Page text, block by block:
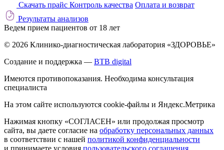
Скачать прайс Контроль качества Оплата и возврат
Результаты анализов
Ведем прием пациентов от 18 лет
© 2026 Клинико-диагностическая лаборатория «ЗДОРОВЬЕ»
Создание и поддержка — BTB digital
Имеются противопоказания. Необходима консультация
специалиста
На этом сайте используются cookie-файлы и Яндекс.Метрика
Нажимая кнопку «СОГЛАСЕН» или продолжая просмотр
сайта, вы даете согласие на обработку персональных данных
в соответствии с нашей политикой конфиденциальности
и принимаете условия пользовательского соглашения